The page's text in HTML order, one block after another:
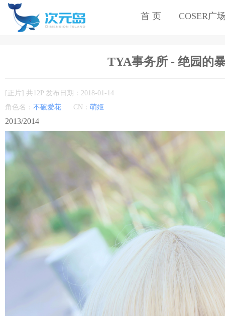
首 页 COSER广
TYA事务所 - 绝园的
[正片] 共12P 发布日期：2018-01-14
角色名： 不破爱花 CN： 萌姬
2013/2014